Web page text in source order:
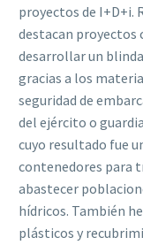
proyectos de I+D+i.
destacan
desarrollar un
gracias a los
seguridad de
del ejército o
cuyo resultado fue
contenedores para
abastecer
hídricos. También
plásticos y